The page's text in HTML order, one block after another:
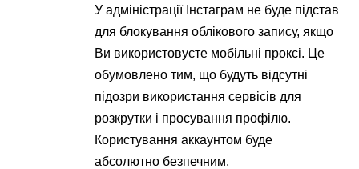
У адміністрації Інстаграм не буде підстав
для блокування облікового запису, якщо
Ви використовуєте мобільні проксі. Це
обумовлено тим, що будуть відсутні
підозри використання сервісів для
розкрутки і просування профілю.
Користування аккаунтом буде
абсолютно безпечним.